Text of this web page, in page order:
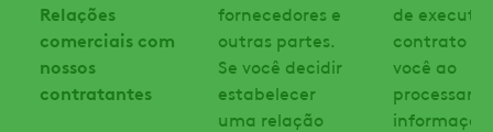
Relações
comerciais com
nossos
contratantes
fornecedores e
outras partes.
Se você decidir
estabelecer
uma relação
de
contrato
você ao
processar